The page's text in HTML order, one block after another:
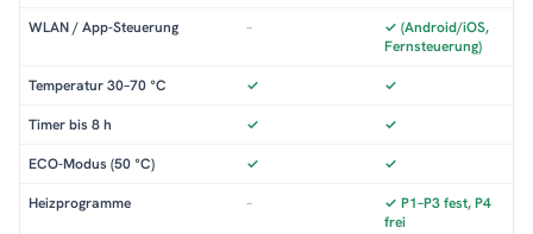
WLAN / App-Steuerung –
✓ (Android/iOS,
Fernsteuerung)
Temperatur 30–70 °C ✓ ✓
Timer bis 8 h ✓ ✓
ECO-Modus (50 °C) ✓ ✓
Heizprogramme –
✓ P1–P3 fest, P4
frei